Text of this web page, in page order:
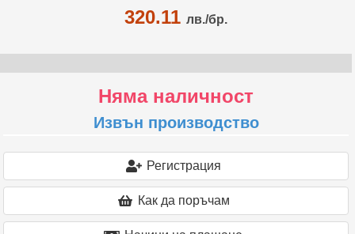
320.11 лв./бр.
Няма наличност
Извън производство
Регистрация
Как да поръчам